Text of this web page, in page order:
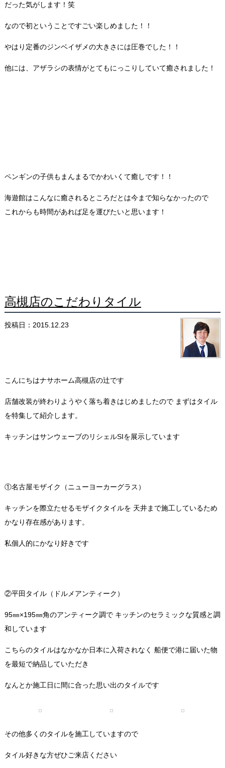
だった気がします！笑
なので初ということですごい楽しめました！！
やはり定番のジンベイザメの大きさには圧巻でした！！
他には、アザラシの表情がとてもにっこりしていて癒されました！
ペンギンの子供もまんまるでかわいくて癒しです！！
海遊館はこんなに癒されるところだとは今まで知らなかったので
これからも時間があれば足を運びたいと思います！
高槻店のこだわりタイル
投稿日：2015.12.23
こんにちはナサホーム高槻店の辻です
店舗改装が終わりようやく落ち着きはじめましたので まずはタイル
を特集して紹介します。
キッチンはサンウェーブのリシェルSIを展示しています
①名古屋モザイク（ニューヨーカーグラス）
キッチンを際立たせるモザイクタイルを 天井まで施工しているため
かなり存在感があります。
私個人的にかなり好きです
②平田タイル（ドルメアンティーク）
95㎜×195㎜角のアンティーク調で キッチンのセラミックな質感と調
和しています
こちらのタイルはなかなか日本に入荷されなく 船便で港に届いた物
を最短で納品していただき
なんとか施工日に間に合った思い出のタイルです
その他多くのタイルを施工していますので
タイル好きな方ぜひご来店ください